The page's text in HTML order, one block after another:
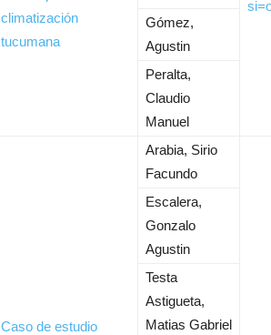
climatización
tucumana
Gómez,
Agustin
Peralta,
Claudio
Manuel
Caso de estudio
Arabia, Sirio
Facundo
Escalera,
Gonzalo
Agustin
Testa
Astigueta,
Matias Gabriel